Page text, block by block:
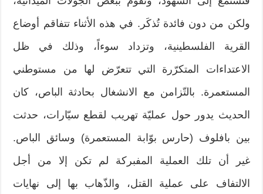
ولكن من دون فائدة تُذكَر. في هذه الأثناء تتفاقم أوضاع
القرية الفلسطينية، وتزداد سوءاً، وذلك في ظل
الاعتداءات المتكرّرة التي تتعرّض لها من مستوطني
المستعمرة. بالتّزامن مع الانشغال بحادثة الباص، كان
الحديث يدور حول عمليّة تهريب لقطع سيّارات، حدثت
بين بافلوف (حارس بوّابة المستعمرة) وسائق الباص.
غير أن تلك العملية المفبركة لم تكن إلا من أجل
الالتفاف على عملية القتل، والذّهاب بها إلى نهايات